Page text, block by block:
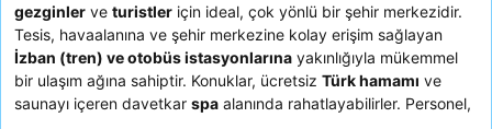
gezginler ve turistler için ideal, çok yönlü bir şehir merkezidir.
Tesis, havaalanına ve şehir merkezine kolay erişim sağlayan
İzban (tren) ve otobüs istasyonlarına yakınlığıyla mükemmel
bir ulaşım ağına sahiptir. Konuklar, ücretsiz Türk hamamı ve
saunayı içeren davetkar spa alanında rahatlayabilirler. Personel,